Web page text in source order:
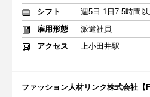
シフト
週5日 1日7.5時間
雇用形態
派遣社員
アクセス
上小田井駅
ファッション人材リンク株式会社【